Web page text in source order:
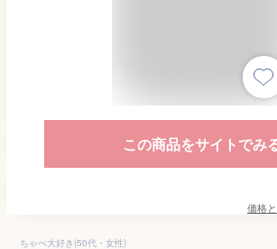
この商品をサイトでみ
価格
ちゃぺ大好き(50代・女性)